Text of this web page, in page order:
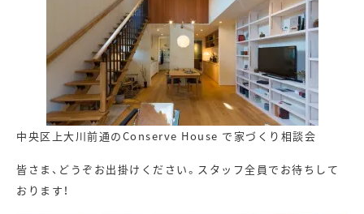
中央区上大川前通のConserve House で家づくり相談会
皆さま、どうぞお出掛けください。スタッフ全員でお待ちして
おります！